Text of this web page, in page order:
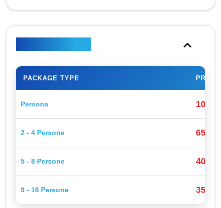
PACKAGE TYPE PRICE
Persona 100$
2 - 4 Persone 65$
5 - 8 Persone 40$
9 - 16 Persone 35$